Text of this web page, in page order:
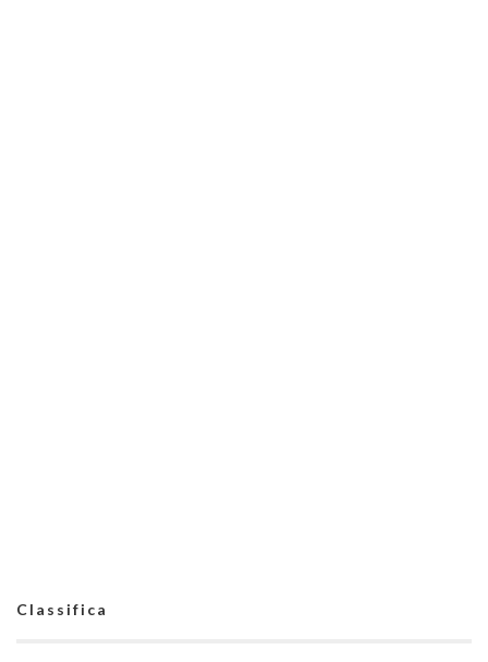
Classifica